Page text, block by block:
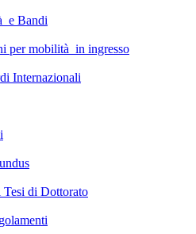
e Bandi
per mobilità in ingresso
Internazionali
Tesi di Dottorato